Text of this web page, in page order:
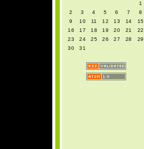
1
2
3 4 5 6 7
8
9
10 11 12 13 14
15
16
17 18 19 20 21
22
23
24 25 26 27 28
29
30
31